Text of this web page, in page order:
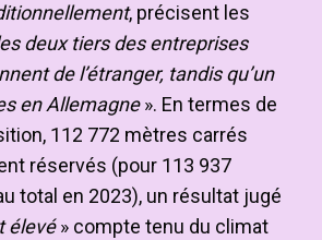
, précisent les
deux tiers des entreprises
de l’étranger, tandis qu’un
en Allemagne». En termes de
112 772 mètres carrés
réservés (pour 113 937
total en 2023), un résultat jugé
élevé» compte tenu du climat